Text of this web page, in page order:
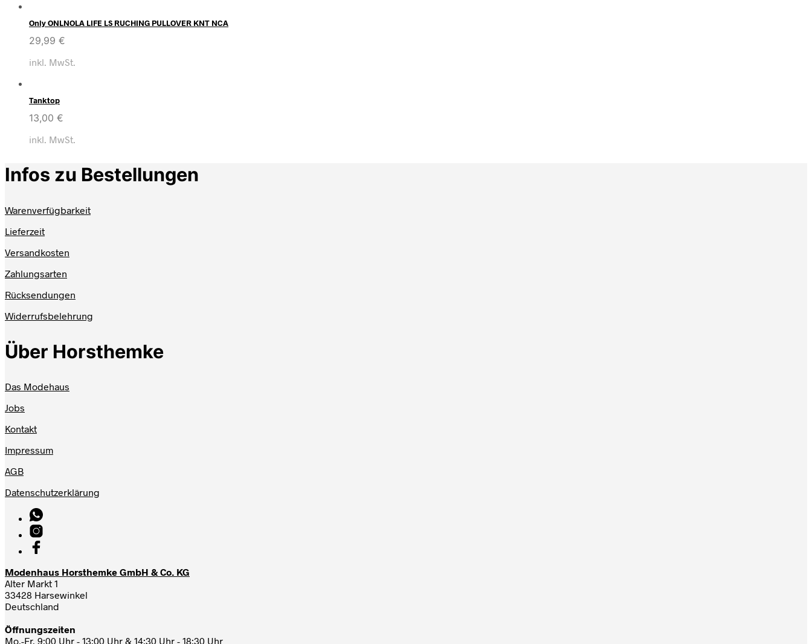
Only ONLNOLA LIFE LS RUCHING PULLOVER KNT NCA
29,99 €
inkl. MwSt.
Tanktop
13,00 €
inkl. MwSt.
Infos zu Bestellungen
Warenverfügbarkeit
Lieferzeit
Versandkosten
Zahlungsarten
Rücksendungen
Widerrufsbelehrung
Über Horsthemke
Das Modehaus
Jobs
Kontakt
Impressum
AGB
Datenschutzerklärung
Modenhaus Horsthemke GmbH & Co. KG
Alter Markt 1
33428 Harsewinkel
Deutschland
Öffnungszeiten
Mo.-Fr. 9:00 Uhr - 13:00 Uhr & 14:30 Uhr - 18:30 Uhr